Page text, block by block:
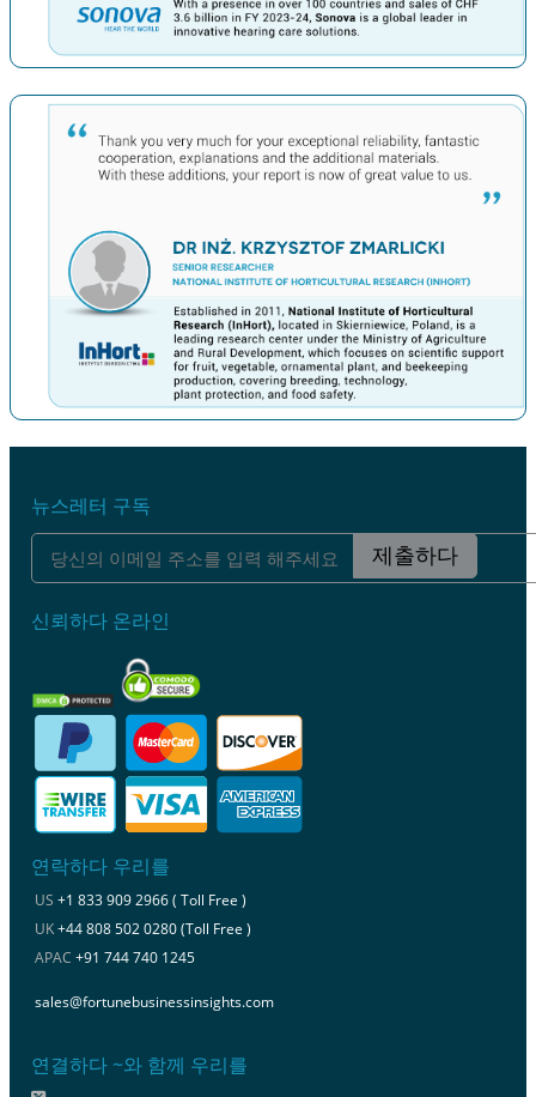
뉴스레터 구독
제출하다
신뢰하다 온라인
연락하다 우리를
US +1 833 909 2966 ( Toll Free )
UK+44 808 502 0280 (Toll Free )
APAC +91 744 740 1245
sales@fortunebusinessinsights.com
연결하다 ~와 함께 우리를